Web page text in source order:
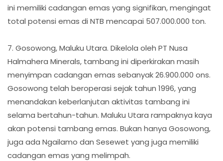
ini memiliki cadangan emas yang signifikan, mengingat
total potensi emas di NTB mencapai 507.000.000 ton.
7. Gosowong, Maluku Utara. Dikelola oleh PT Nusa
Halmahera Minerals, tambang ini diperkirakan masih
menyimpan cadangan emas sebanyak 26.900.000 ons.
Gosowong telah beroperasi sejak tahun 1996, yang
menandakan keberlanjutan aktivitas tambang ini
selama bertahun-tahun. Maluku Utara rampaknya kaya
akan potensi tambang emas. Bukan hanya Gosowong,
juga ada Ngailamo dan Sesewet yang juga memiliki
cadangan emas yang melimpah.